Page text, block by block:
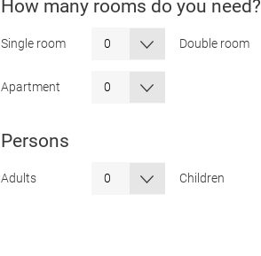
How many rooms do you need?
Single room Double room
Apartment
Persons
Adults Children